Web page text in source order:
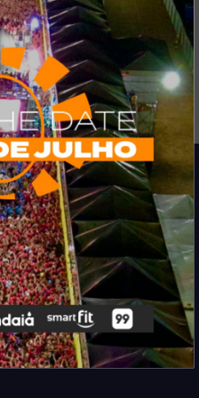
entretenimento na região de
exclusivas e muito mais.